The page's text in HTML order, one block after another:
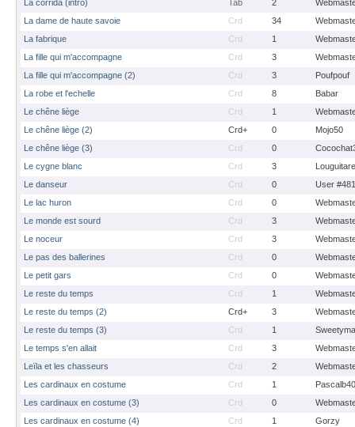
La corrida (intro) Tab 2
La dame de haute savoie
Crd 34
La fabrique
Crd 1
La fille qui m'accompagne
Crd 3
La fille qui m'accompagne (2)
Crd 3
Poufpouf
La robe et l'echelle
Crd 8
Babar
Le chêne liège
Crd 1
Le chêne liège (2)
Crd+ 0
Mojo50
Le chêne liège (3)
Crd 0
Le cygne blanc
Crd 3
Le danseur
Crd 0
User
Le lac huron
Crd 0
Le monde est sourd
Crd 3
Le noceur
Crd 3
Le pas des ballerines
Crd 0
Le petit gars
Crd 0
Le reste du temps
Crd 1
Le reste du temps (2)
Crd+ 3
Le reste du temps (3)
Crd 1
Le temps s'en allait
Crd 3
Leïla et les chasseurs
Crd 2
Les cardinaux en costume
Crd 1
Pascalb40
Les cardinaux en costume (3)
Crd 0
Les cardinaux en costume (4)
Crd 1
Gorzy